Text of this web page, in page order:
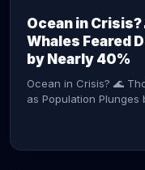
Ocean in
Whales Feared
by Nearly 40%
Ocean in Crisis? 🌊
as Population Plunges